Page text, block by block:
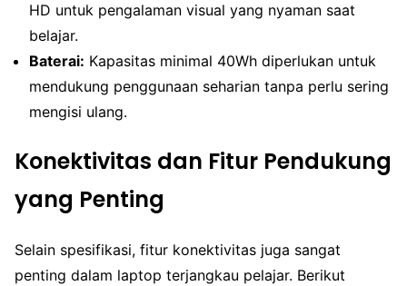
HD untuk pengalaman visual yang nyaman saat
belajar.
Baterai: Kapasitas minimal 40Wh diperlukan untuk
mendukung penggunaan seharian tanpa perlu sering
mengisi ulang.
Konektivitas dan Fitur Pendukung
yang Penting
Selain spesifikasi, fitur konektivitas juga sangat
penting dalam laptop terjangkau pelajar. Berikut